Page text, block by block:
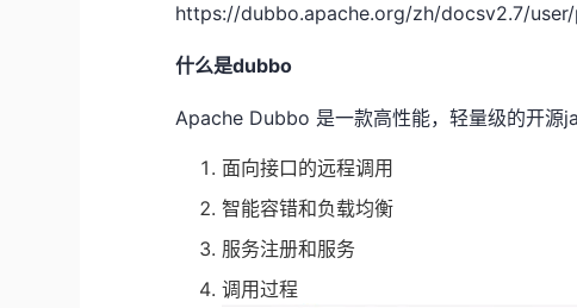
https://dubbo.apache.org/zh/docsv2.7/
什么是dubbo
Apache Dubbo 是一款高性能，轻量级的开源
面向接口的远程调用
智能容错和负载均衡
服务注册和服务
调用过程